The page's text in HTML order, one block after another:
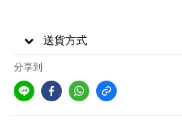
送貨方式
分享到